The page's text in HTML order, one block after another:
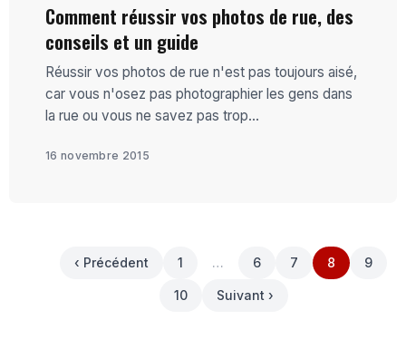
Comment réussir vos photos de rue, des
conseils et un guide
Réussir vos photos de rue n'est pas toujours aisé,
car vous n'osez pas photographier les gens dans
la rue ou vous ne savez pas trop...
16 novembre 2015
‹ Précédent 1 … 6 7 8 9
10 Suivant ›